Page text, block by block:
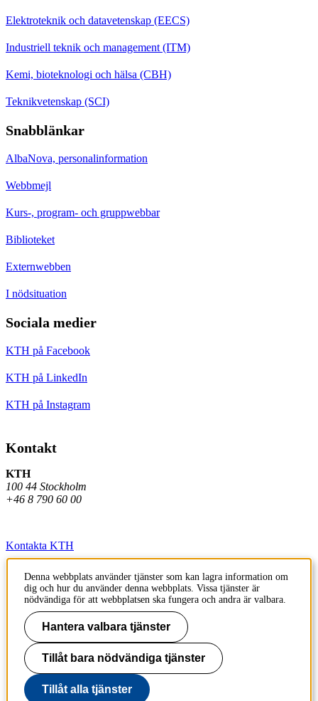
Elektroteknik och datavetenskap (EECS)
Industriell teknik och management (ITM)
Kemi, bioteknologi och hälsa (CBH)
Teknikvetenskap (SCI)
Snabblänkar
AlbaNova, personalinformation
Webbmejl
Kurs-, program- och gruppwebbar
Biblioteket
Externwebben
I nödsituation
Sociala medier
KTH på Facebook
KTH på LinkedIn
KTH på Instagram
Kontakt
KTH
100 44 Stockholm
+46 8 790 60 00
Kontakta KTH
Jobba på KTH
Press och media
Faktura och betalning KTH
Om KTH:s webbplatser
Tillgänglighetsredogörelse
Denna webbplats använder tjänster som kan lagra information om
dig och hur du använder denna webbplats. Vissa tjänster är
nödvändiga för att webbplatsen ska fungera och andra är valbara.
Hantera valbara tjänster
Tillåt bara nödvändiga tjänster
Tillåt alla tjänster